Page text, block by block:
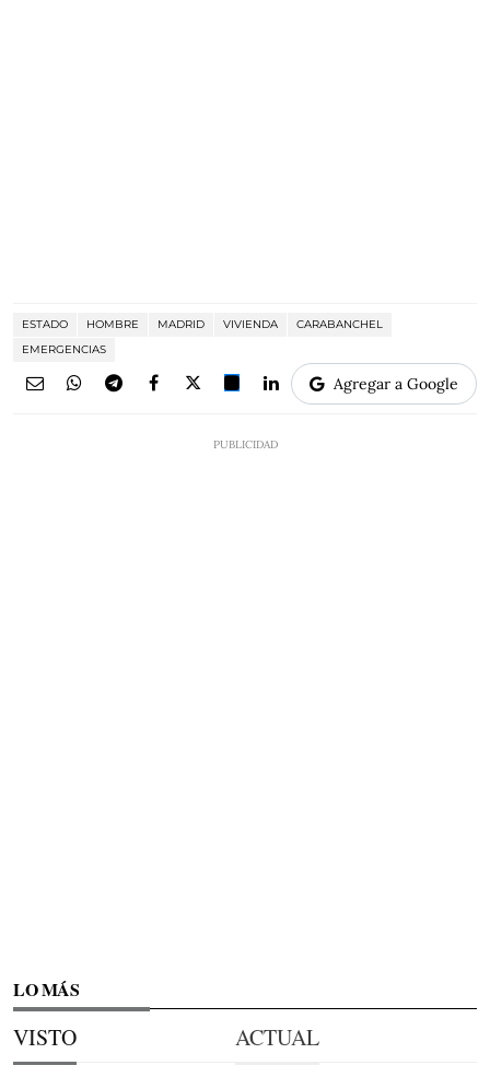
ESTADO HOMBRE MADRID VIVIENDA
CARABANCHEL
EMERGENCIAS
Agregar a Google
LO MÁS
VISTO ACTUAL